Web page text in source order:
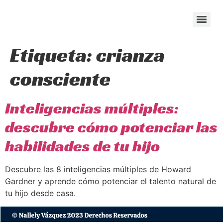
Etiqueta:crianza
consciente
Inteligencias múltiples:
descubre cómo potenciar las
habilidades de tu hijo
Descubre las 8 inteligencias múltiples de Howard
Gardner y aprende cómo potenciar el talento natural de
tu hijo desde casa.